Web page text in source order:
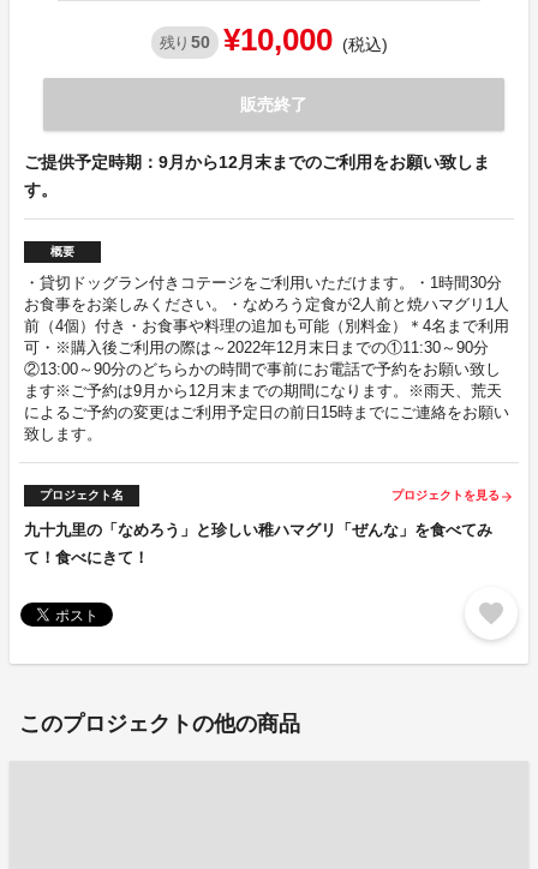
残り 50 ¥10,000 (税込)
販売終了
ご提供予定時期：9月から12月末までのご利用をお願い致しま
す。
概要
・貸切ドッグラン付きコテージをご利用いただけます。・1時間30分
お食事をお楽しみください。・なめろう定食が2人前と焼ハマグリ1人
前（4個）付き・お食事や料理の追加も可能（別料金）＊4名まで利用
可・※購入後ご利用の際は～2022年12月末日までの①11:30～90分
②13:00～90分のどちらかの時間で事前にお電話で予約をお願い致し
ます※ご予約は9月から12月末までの期間になります。※雨天、荒天
によるご予約の変更はご利用予定日の前日15時までにご連絡をお願い
致します。
プロジェクト名 プロジェクトを見る arrow_forward
九十九里の「なめろう」と珍しい稚ハマグリ「ぜんな」を食べてみ
て！食べにきて！
favorite
このプロジェクトの他の商品